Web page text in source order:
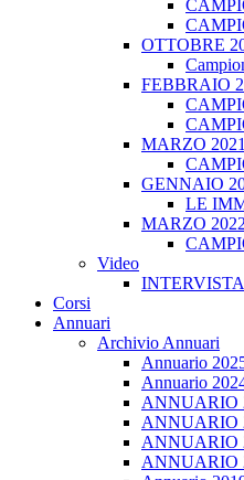
OTTOBRE
FEBBRAIO
MARZO 2021
GENNAIO
LE
MARZO 2022
Video
Corsi
Annuari
Archivio Annuari
Annuario
Annuario
ANNUARIO
ANNUARIO
ANNUARIO
ANNUARIO